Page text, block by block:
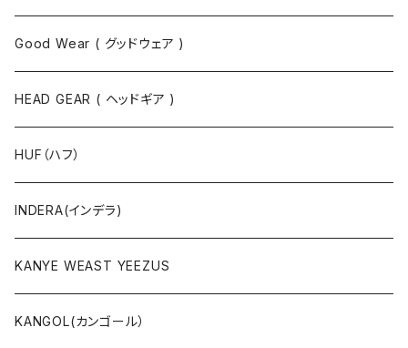
パーカ
ジャケット
ニット
ボトムス
セットアップ
小物・雑貨
ソックス
Good Wear ( グッドウェア )
HEAD GEAR ( ヘッドギア )
HUF（ハフ）
INDERA(インデラ)
KANYE WEAST YEEZUS
KANGOL(カンゴール）